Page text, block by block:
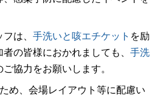
は、 手洗いと咳エチケット を励
の皆様におかれましても、 手洗
ご協力をお願いします。
め、会場レイアウト等に配慮い